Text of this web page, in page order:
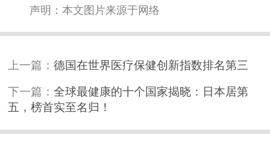
声明：本文图片来源于网络
上一篇：德国在世界医疗保健创新指数排名第三
下一篇：全球最健康的十个国家揭晓：日本居第
五，榜首实至名归！